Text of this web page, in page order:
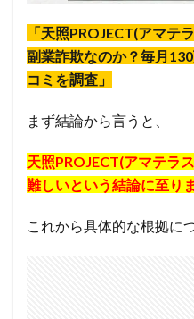
「天照PROJECT(アマテ
副業詐欺なのか？毎月
コミを調査」
まず結論から言うと、
天照PROJECT(アマテラ
難しいという結論に至り
これから具体的な根拠に